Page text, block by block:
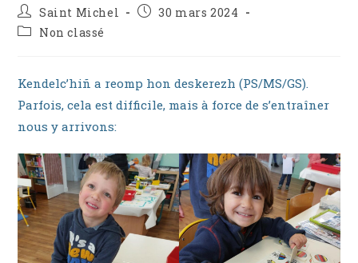
Auteur/autrice
de
la
Saint Michel
Publication
30 mars 2024
PostNon classé
Kendelc’hiñ a reomp hon deskerezh (PS/MS/GS).
Parfois, cela est difficile, mais à force de s’entraîner
nous y arrivons: